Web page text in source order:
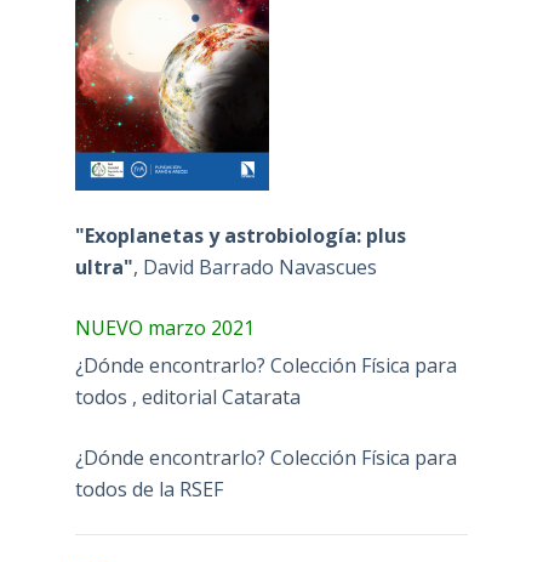
"Exoplanetas y astrobiología: plus
ultra", David Barrado Navascues
NUEVO marzo 2021
¿Dónde encontrarlo? Colección Física para
todos , editorial Catarata
¿Dónde encontrarlo? Colección Física para
todos de la RSEF